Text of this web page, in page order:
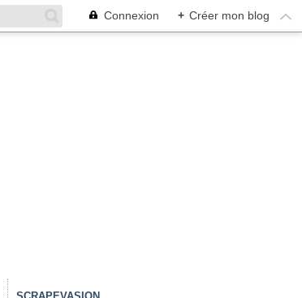
Connexion + Créer mon blog